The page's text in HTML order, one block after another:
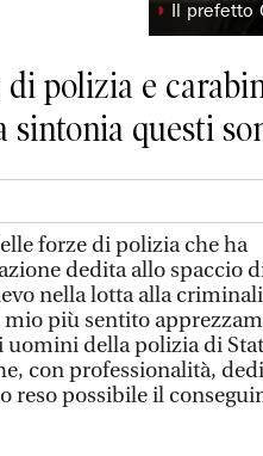
◗ Il prefetto
polizia e
sintonia questi
forze di polizia che ha
dedita allo spaccio
nella lotta alla
più sentito
uomini della polizia di
con professionalità,
reso possibile il